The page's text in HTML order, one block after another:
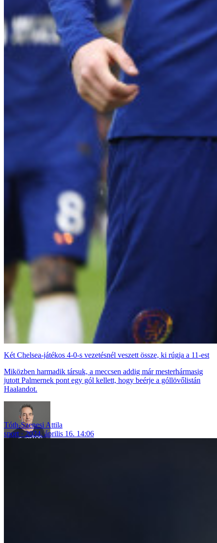
Két Chelsea-játékos 4-0-s vezetésnél veszett össze, ki rúgja a 11-est
Miközben harmadik társuk, a meccsen addig már mesterhármasig
jutott Palmernek pont egy gól kellett, hogy beérje a góllövőlistán
Haalandot.
Tóth-Szenesi Attila
sport
2024. április 16. 14:06